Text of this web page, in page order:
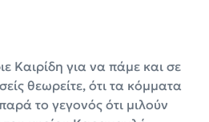
Καιρίδη για να πάμε και σε
θεωρείτε, ότι τα κόμματα
το γεγονός ότι μιλούν